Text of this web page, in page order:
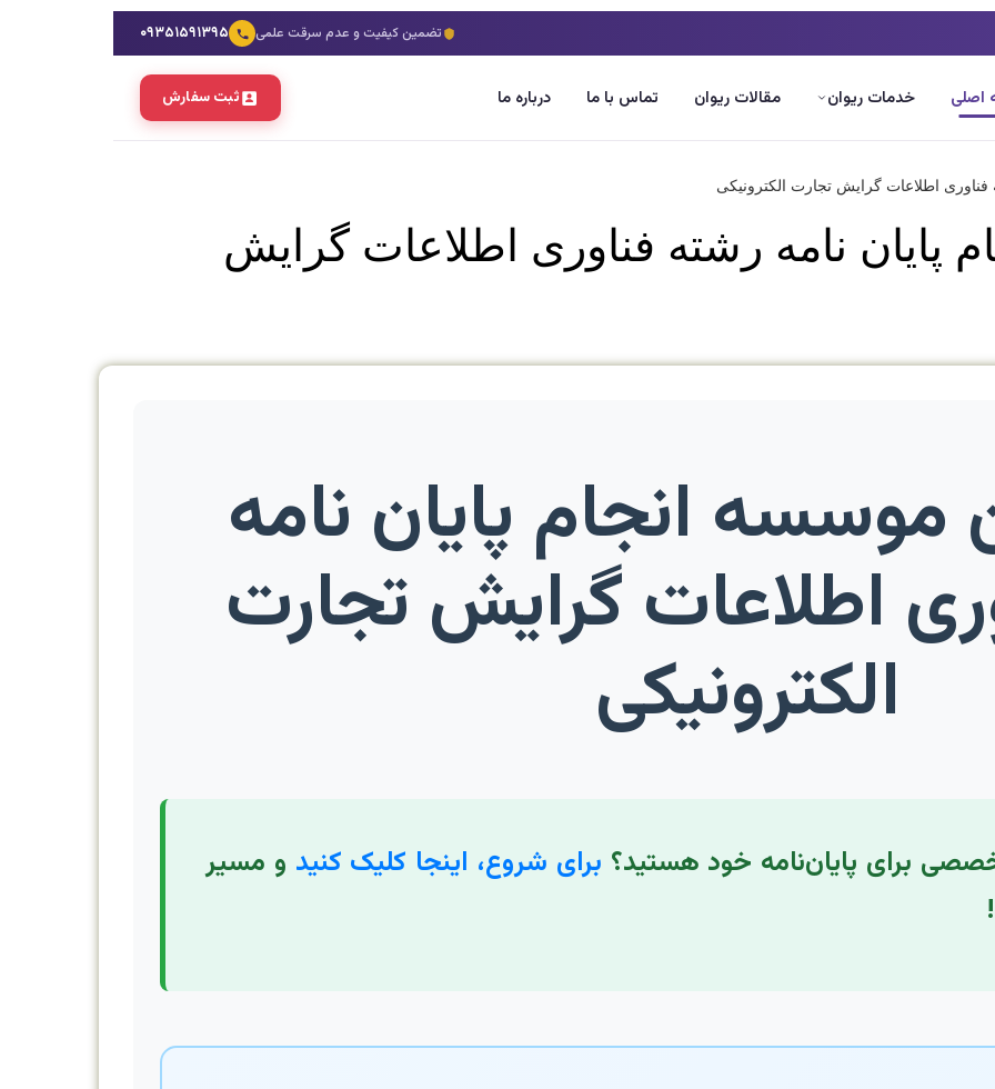
تضمین کیفیت و عدم سرقت علمی ۰۹۳۵۱۵۹۱۳۹۵
اصلی خدمات ریوان مقالات ریوان تماس با ما درباره ما ثبت سفارش
پایان نامه رشته فناوری اطلاعات گرایش
موسسه انجام پایان نامه
اطلاعات گرایش تجارت
الکترونیکی
برای پایان‌نامه خود هستید؟ برای شروع، اینجا کلیک کنید و مسیر